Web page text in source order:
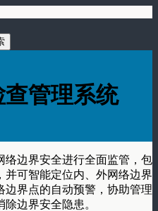
管理系统
络边界安全进行全面监管，包
可智能定位内、外网络边界
边界点的自动预警，协助管理
边界安全隐患。